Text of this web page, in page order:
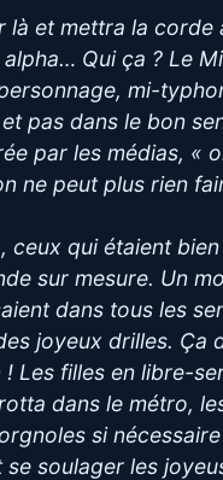
là et mettra la corde
Qui ça ? Le
mi-
pas dans le bon
par les médias, «
ne peut plus rien
ceux qui étaient bien
sur mesure. Un
dans tous les
joyeux drilles. Ça
Les filles en libre-
dans le métro,
si
soulager les